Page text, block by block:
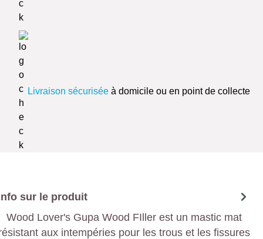
Livraison sécurisée à domicile ou en point de collecte
sur le produit
Wood Lover's Gupa Wood FIller est un mastic mat
aux intempéries pour les trous et les fissures